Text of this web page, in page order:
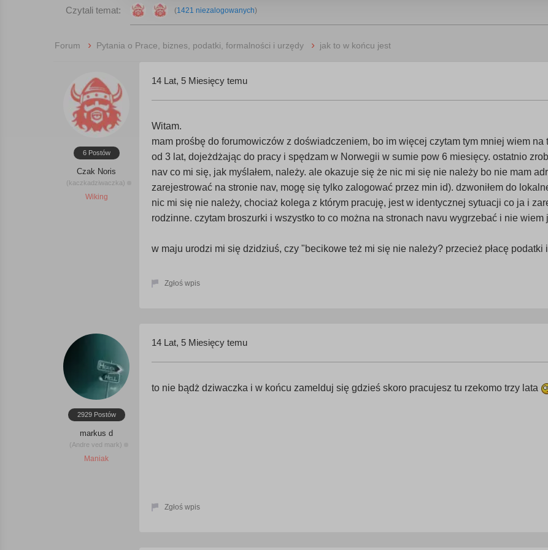
Czytali temat: (1421 niezalogowanych)
Forum › Pytania o Prace, biznes, podatki, formalności i urzędy › jak to w końcu jest
6 Postów
Czak Noris
(kaczkadziwaczka)
Wiking
14 Lat, 5 Miesięcy temu
Witam.
mam prośbę do forumowiczów z doświadczeniem, bo im więcej czytam tym mniej wiem
od 3 lat, dojeżdżając do pracy i spędzam w Norwegii w sumie pow 6 miesięcy. ostatnio
nav co mi się, jak myślałem, należy. ale okazuje się że nic mi się nie należy bo nie mam
zarejestrować na stronie nav, mogę się tylko zalogować przez min id). dzwoniłem do
nic mi się nie należy, chociaż kolega z którym pracuję, jest w identycznej sytuacji co ja i
rodzinne. czytam broszurki i wszystko to co można na stronach navu wygrzebać i nie wiem
w maju urodzi mi się dzidziuś, czy "becikowe też mi się nie należy? przecież płacę podatki
Zgłoś wpis
2929 Postów
markus d
(Andre ved mark)
Maniak
14 Lat, 5 Miesięcy temu
to nie bądż dziwaczka i w końcu zamelduj się gdzieś skoro pracujesz tu rzekomo trzy lata
Zgłoś wpis